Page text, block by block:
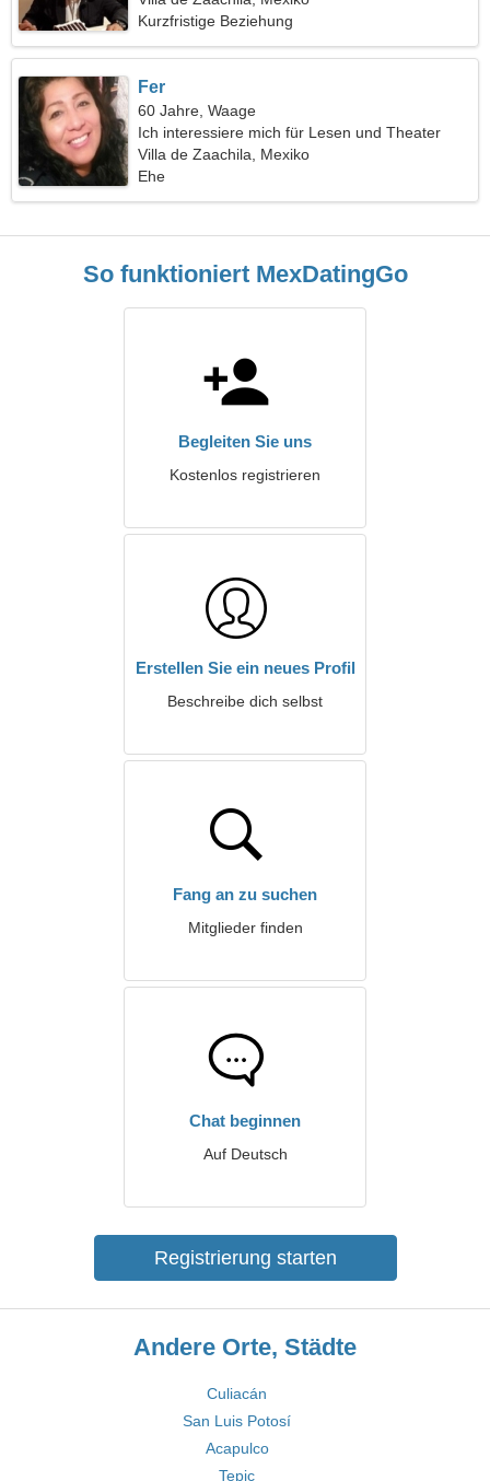
Kurzfristige Beziehung
Fer
60 Jahre, Waage
Ich interessiere mich für Lesen und Theater
Villa de Zaachila, Mexiko
Ehe
So funktioniert MexDatingGo
Begleiten Sie uns
Kostenlos registrieren
Erstellen Sie ein neues Profil
Beschreibe dich selbst
Fang an zu suchen
Mitglieder finden
Chat beginnen
Auf Deutsch
Registrierung starten
Andere Orte, Städte
Culiacán
San Luis Potosí
Acapulco
Tepic